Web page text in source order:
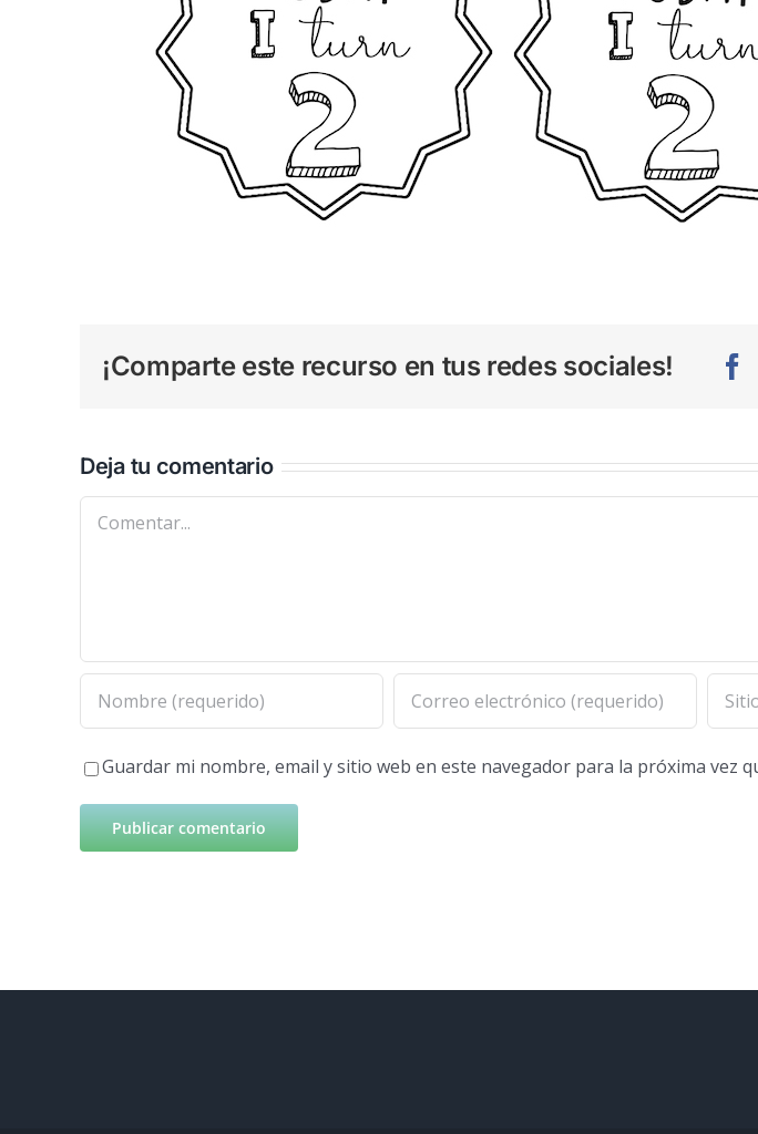
¡Comparte este recurso en tus redes sociales!
Deja tu comentario
Comentar
Guardar mi nombre, email y sitio web en este navegador para la próxima vez